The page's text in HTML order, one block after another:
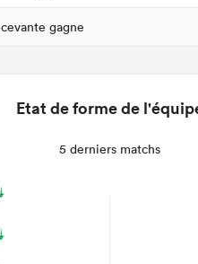
gagne
Etat de forme de
5 derniers matchs